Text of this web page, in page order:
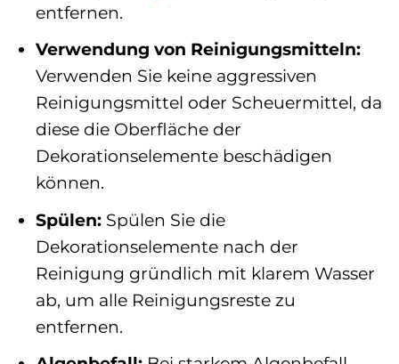
entfernen.
Verwendung von Reinigungsmitteln:
Verwenden Sie keine aggressiven
Reinigungsmittel oder Scheuermittel, da
diese die Oberfläche der
Dekorationselemente beschädigen
können.
Spülen:Spülen Sie die
Dekorationselemente nach der
Reinigung gründlich mit klarem Wasser
ab, um alle Reinigungsreste zu
entfernen.